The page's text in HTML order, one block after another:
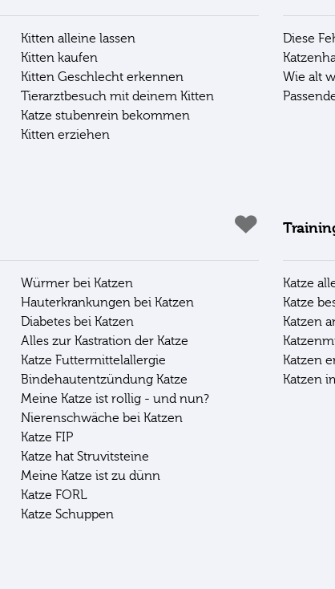
Kitten alleine lassen
Kitten kaufen
Kitten Geschlecht erkennen
Tierarztbesuch mit deinem Kitten
Katze stubenrein bekommen
Kitten erziehen
Diese
Wie alt
Würmer bei Katzen
Hauterkrankungen bei Katzen
Diabetes bei Katzen
Alles zur Kastration der Katze
Katze Futtermittelallergie
Bindehautentzündung Katze
Meine Katze ist rollig - und nun?
Nierenschwäche bei Katzen
Katze FIP
Katze hat Struvitsteine
Meine Katze ist zu dünn
Katze FORL
Katze Schuppen
Katze
Katze
Katzen
Katzen
Katzen